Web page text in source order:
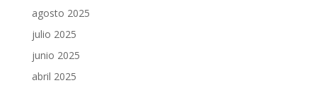
agosto 2025
julio 2025
junio 2025
abril 2025